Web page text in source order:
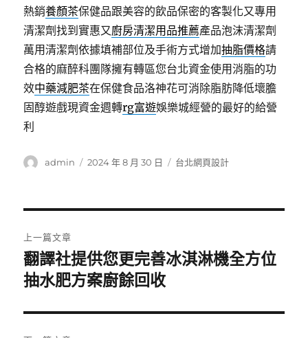
熱銷養顏茶保健品跟美容的飲品保密的客製化又專用
清潔劑找到實惠又廚房清潔用品推薦產品泡沫清潔劑
萬用清潔劑依據填補部位及手術方式增加抽脂價格請
合格的麻醉科團隊擁有轉區您台北資金使用消脂的功
效中藥減肥茶在保健食品洛神花可消除脂肪降低壞膽
固醇遊戲現資金週轉rg富遊娛樂城經營的最好的給營
利
作
admin
發
2024 年 8 月 30 日
分
台北網頁設計
章
導
覽
上一篇文章
上
一
文
章:
翻譯社提供您更完善冰淇淋機全方位
抽水肥方案廚餘回收